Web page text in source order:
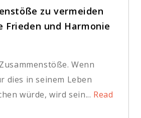
zu vermeiden
Frieden und Harmonie
Wenn
dies in seinem Leben
würde, wird sein... Read